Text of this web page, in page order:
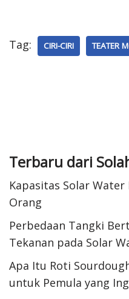
Tag: CIRI-CIRI TEATER
Terbaru dari
Kapasitas Solar
Orang
Perbedaan Tangki
Tekanan pada Solar
Apa Itu Roti
untuk Pemula yang